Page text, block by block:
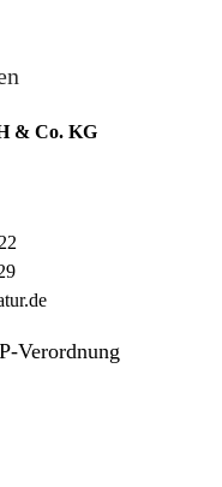
& Co. KG
Verordnung